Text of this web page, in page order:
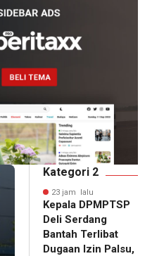
Kategori 2
23 jam lalu
Kepala DPMPTSP
Deli Serdang
Bantah Terlibat
Dugaan Izin Palsu,